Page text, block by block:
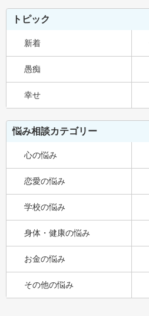
トピック
新着
愚痴
幸せ
悩み相談カテゴリー
心の悩み
恋愛の悩み
学校の悩み
身体・健康の悩み
お金の悩み
その他の悩み